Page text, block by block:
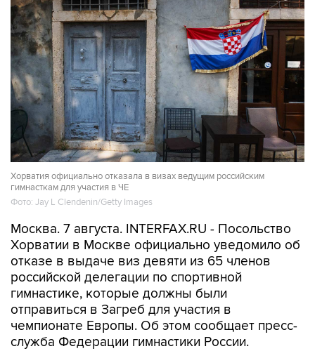
Хорватия официально отказала в визах ведущим российским
гимнасткам для участия в ЧЕ
Фото: Jay L Clendenin/Getty Images
Москва. 7 августа. INTERFAX.RU - Посольство
Хорватии в Москве официально уведомило об
отказе в выдаче виз девяти из 65 членов
российской делегации по спортивной
гимнастике, которые должны были
отправиться в Загреб для участия в
чемпионате Европы. Об этом сообщает пресс-
служба Федерации гимнастики России.